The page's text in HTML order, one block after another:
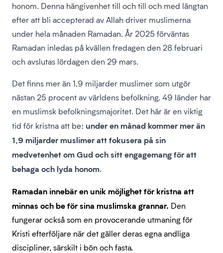
honom. Denna hängivenhet till och till och med längtan
efter att bli accepterad av Allah driver muslimerna
under hela månaden Ramadan. År 2025 förväntas
Ramadan inledas på kvällen fredagen den 28 februari
och avslutas lördagen den 29 mars.
Det finns mer än 1,9 miljarder muslimer som utgör
nästan 25 procent av världens befolkning. 49 länder har
en muslimsk befolkningsmajoritet. Det här är en viktig
tid för kristna att be: under en månad kommer mer än
1,9 miljarder muslimer att fokusera på sin
medvetenhet om Gud och sitt engagemang för att
behaga och lyda honom.
Ramadan innebär en unik möjlighet för kristna att
minnas och be för sina muslimska grannar. Den
fungerar också som en provocerande utmaning för
Kristi efterföljare när det gäller deras egna andliga
discipliner, särskilt i bön och fasta.